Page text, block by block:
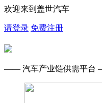
欢迎来到盖世汽车
请登录 免费注册
—— 汽车产业链供需平